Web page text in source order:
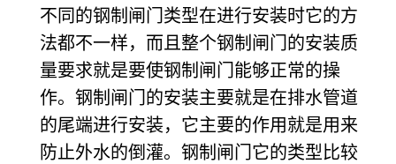
不同的钢制闸门类型在进行安装时它的方
法都不一样，而且整个钢制闸门的安装质
量要求就是要使钢制闸门能够正常的操
作。钢制闸门的安装主要就是在排水管道
的尾端进行安装，它主要的作用就是用来
防止外水的倒灌。钢制闸门它的类型比较